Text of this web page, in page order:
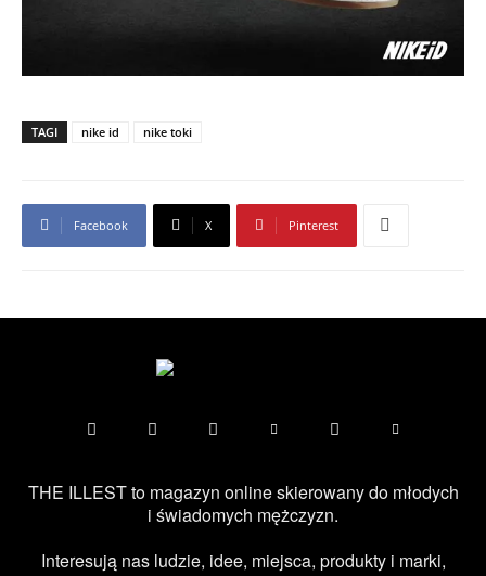
TAGI nike id nike toki
Facebook X Pinterest
THE ILLEST to magazyn online skierowany do młodych
i świadomych mężczyzn.
Interesują nas ludzie, idee, miejsca, produkty i marki,